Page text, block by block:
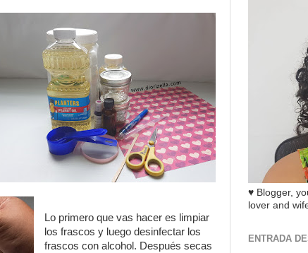
Lo primero que vas hacer es limpiar
los frascos y luego desinfectar los
frascos con alcohol. Después secas
♥ Blogger,
lover and
ENTRADA